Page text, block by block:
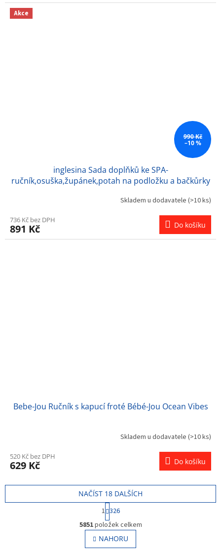
Akce
990 Kč
–10 %
inglesina Sada doplňků ke SPA-
ručník,osuška,župánek,potah na podložku a bačkůrky
Skladem u dodavatele (>10 ks)
736 Kč bez DPH
891 Kč Do košíku
Bebe-Jou Ručník s kapucí froté Bébé-Jou Ocean Vibes
Skladem u dodavatele (>10 ks)
520 Kč bez DPH
629 Kč Do košíku
O
v
l
á
NAČÍST 18 DALŠÍCH
S
t
r
á
n
k
1 326
5851položek celkem
NAHORU